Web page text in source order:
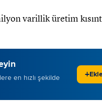
varillik üretim
en hızlı şekilde
+